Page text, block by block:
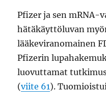
Pfizer ja sen mRNA-
hätäkäyttöluvan
lääkeviranomainen
Pfizerin
luovuttamat
(viite 61).